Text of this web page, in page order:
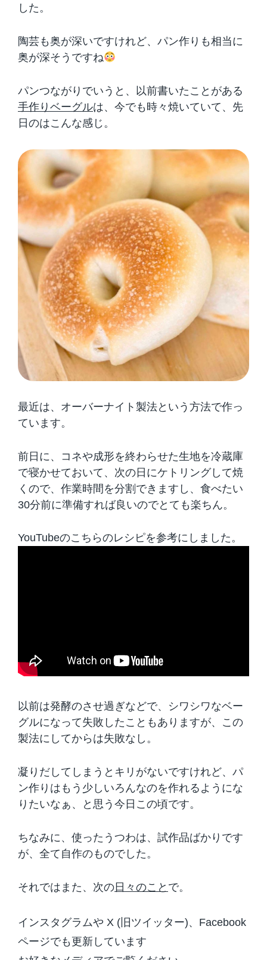
した。
陶芸も奥が深いですけれど、パン作りも相当に
奥が深そうですね
パンつながりでいうと、以前書いたことがある
手作りベーグルは、今でも時々焼いていて、先
日のはこんな感じ。
最近は、オーバーナイト製法という方法で作っ
ています。
前日に、コネや成形を終わらせた生地を冷蔵庫
で寝かせておいて、次の日にケトリングして焼
くので、作業時間を分割できますし、食べたい
30分前に準備すれば良いのでとても楽ちん。
YouTubeのこちらのレシピを参考にしました。
以前は発酵のさせ過ぎなどで、シワシワなベー
グルになって失敗したこともありますが、この
製法にしてからは失敗なし。
凝りだしてしまうとキリがないですけれど、パ
ン作りはもう少しいろんなのを作れるようにな
りたいなぁ、と思う今日この頃です。
ちなみに、使ったうつわは、試作品ばかりです
が、全て自作のものでした。
それではまた、次の日々のこと で。
インスタグラムや X (旧ツイッター)、Facebook
ページでも更新しています